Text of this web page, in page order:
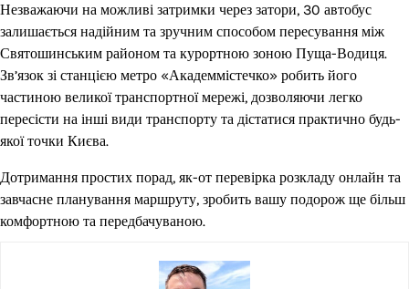
Незважаючи на можливі затримки через затори, 30 автобус
залишається надійним та зручним способом пересування між
Святошинським районом та курортною зоною Пуща-Водиця.
Зв’язок зі станцією метро «Академмістечко» робить його
частиною великої транспортної мережі, дозволяючи легко
пересісти на інші види транспорту та дістатися практично будь-
якої точки Києва.
Дотримання простих порад, як-от перевірка розкладу онлайн та
завчасне планування маршруту, зробить вашу подорож ще більш
комфортною та передбачуваною.